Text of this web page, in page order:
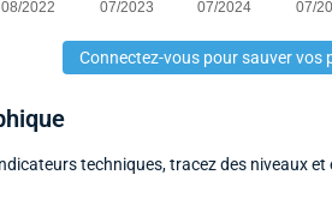
Connectez-vous pour sauver vos
techniques, tracez des niveaux et